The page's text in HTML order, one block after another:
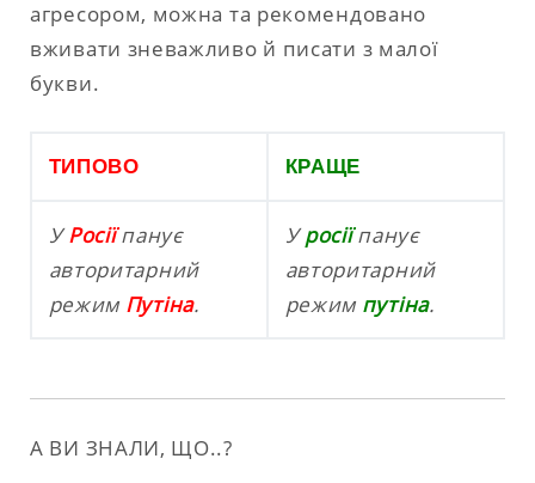
агресором, можна та рекомендовано
вживати зневажливо й писати з малої
букви.
ТИПОВО КРАЩЕ
УРосіїпанує
авторитарний
режим Путіна.
Уросіїпанує
авторитарний
режим путіна.
А ВИ ЗНАЛИ, ЩО..?